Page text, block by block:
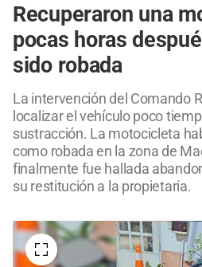
Recuperaron una
pocas horas
sido robada
La intervención del Comando
localizar el vehículo poco
sustracción. La motocicleta
como robada en la zona de
finalmente fue hallada
su restitución a la propietaria.